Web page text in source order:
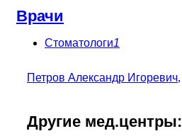
Врачи
Стоматологи1
Петров Александр Игоревич,
Другие мед.центры: